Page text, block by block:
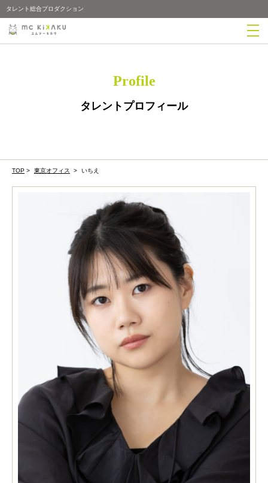
タレント総合プロダクション
Profile
タレントプロフィール
TOP > 東京オフィス > いちえ